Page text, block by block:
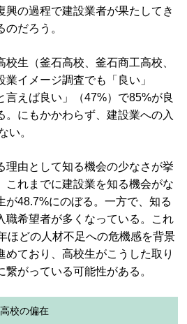
興の過程で建設業者が果たしてき
だろう。
生（釜石高校、釜石商工高校、
イメージ調査でも「良い」
言えば良い」（47%）で85%が良
。にもかかわらず、建設業への入
い。
由として知る機会の少なさが挙
これまでに建設業を知る機会がな
が48.7%にのぼる。一方で、知る
職希望者が多くなっている。これ
ほどの人材不足への危機感を背景
めており、高校生がこうした取り
がっている可能性がある。
校の偏在